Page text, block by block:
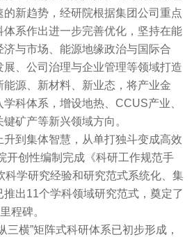
新趋势，经研院根据集团公司重点
体系作出进一步完善优化，坚持在能
与市场、能源地缘政治与国际合
、公司治理与企业管理等领域打造
源、新材料、新业态，将产业金
科体系，增设地热、CCUS产业、
矿产等新兴领域方向。
升到集体智慧，从单打独斗变成高效
开创性编制完成《科研工作规范手
科学研究经验和研究范式系统化、集
推出11个学科领域研究范式，奠定了
程碑。
三横”矩阵式科研体系已初步形成，